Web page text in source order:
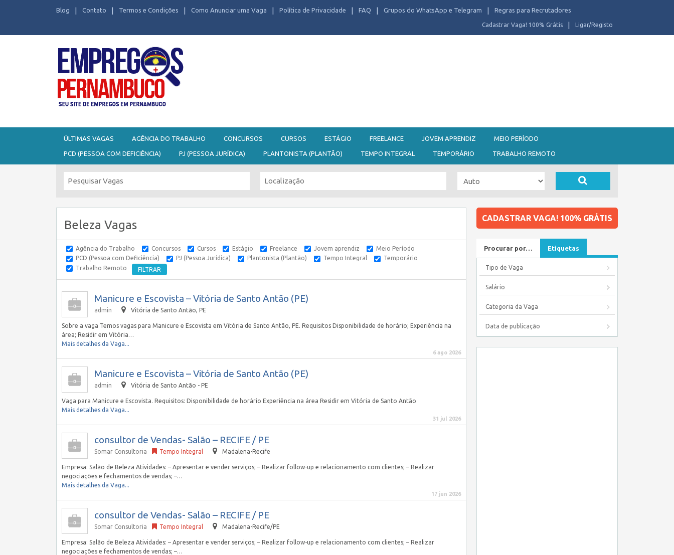
Blog Contato Termos e Condições Como Anunciar uma Vaga Política de Privacidade FAQ Grupos do WhatsApp e Telegram Regras para Recrutadores
Ligar/Registo
Cadastrar Vaga! 100% Grátis
ÚLTIMAS VAGAS AGÊNCIA DO TRABALHO CONCURSOS CURSOS ESTÁGIO FREELANCE JOVEM APRENDIZ MEIO PERÍODO
PCD (PESSOA COM DEFICIÊNCIA) PJ (PESSOA JURÍDICA) PLANTONISTA (PLANTÃO) TEMPO INTEGRAL TEMPORÁRIO TRABALHO REMOTO
Beleza Vagas
Agência do Trabalho Concursos Cursos Estágio Freelance Jovem aprendiz
Meio Período
PCD (Pessoa com Deficiência)
PJ (Pessoa Jurídica) Plantonista (Plantão) Tempo Integral
Temporário
Trabalho Remoto
Manicure e Escovista – Vitória de Santo Antão (PE)
admin Vitória de Santo Antão, PE
Sobre a vaga Temos vagas para Manicure e Escovista em Vitória de Santo Antão, PE. Requisitos Disponibilidade de horário; Experiência na
área; Residir em Vitória…
Mais detalhes da Vaga...
6 ago 2026
Manicure e Escovista – Vitória de Santo Antão (PE)
admin Vitória de Santo Antão - PE
Vaga para Manicure e Escovista. Requisitos: Disponibilidade de horário Experiência na área Residir em Vitória de Santo Antão
Mais detalhes da Vaga...
31 jul 2026
consultor de Vendas- Salão – RECIFE / PE
Somar Consultoria Tempo Integral Madalena-Recife
Empresa: Salão de Beleza Atividades: – Apresentar e vender serviços; – Realizar follow-up e relacionamento com clientes; – Realizar
negociações e fechamentos de vendas; –…
Mais detalhes da Vaga...
17 jun 2026
consultor de Vendas- Salão – RECIFE / PE
Somar Consultoria Tempo Integral Madalena-Recife/PE
Empresa: Salão de Beleza Atividades: – Apresentar e vender serviços; – Realizar follow-up e relacionamento com clientes; – Realizar
negociações e fechamentos de vendas; –…
CADASTRAR VAGA! 100% GRÁTIS
Procurar por… Etiquetas
Tipo de Vaga
Salário
Categoria da Vaga
Data de publicação